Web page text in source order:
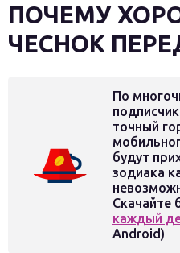
ПОЧЕМУ
ЧЕСНОК
По
точный
будут
зодиака
Скачайте
каждый
Android)